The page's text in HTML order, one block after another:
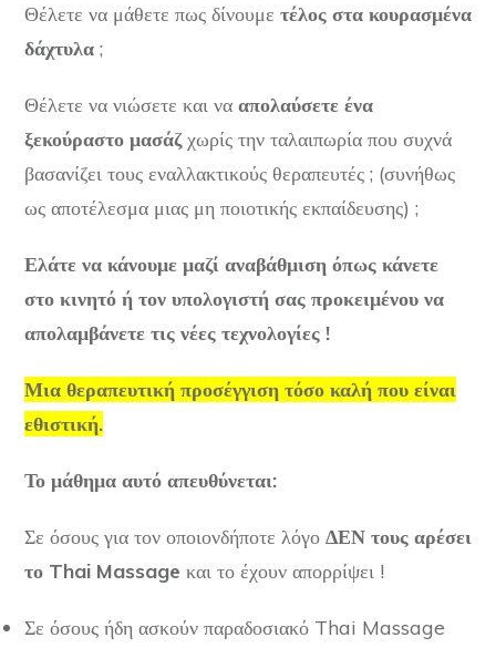
Θέλετε να μάθετε πως δίνουμε τέλος στα κουρασμένα
δάχτυλα ;
Θέλετε να νιώσετε και να απολαύσετε ένα
ξεκούραστο μασάζχωρίς την ταλαιπωρία που συχνά
βασανίζει τους εναλλακτικούς θεραπευτές ; (συνήθως
ως αποτέλεσμα μιας μη ποιοτικής εκπαίδευσης) ;
Ελάτε να κάνουμε μαζί αναβάθμιση όπως κάνετε
στο κινητό ή τον υπολογιστή σας προκειμένου να
απολαμβάνετε τις νέες τεχνολογίες !
Μια θεραπευτική προσέγγιση τόσο καλή που είναι
εθιστική.
Το μάθημα αυτό απευθύνεται:
Σε όσους για τον οποιονδήποτε λόγο ΔΕΝ τους αρέσει
το Thai Massage και το έχουν απορρίψει !
Σε όσους ήδη ασκούν παραδοσιακό Thai Massage